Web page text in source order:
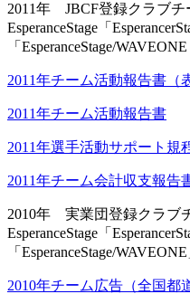
2011年 JBCF登録クラブチ
EsperanceStage「
「EsperanceStage/
2011年チーム活動報告書（
2011年チーム活動報告書
2011年選手活動サポート規
2011年チーム会計収支報告
2010年 実業団登録クラブ
EsperanceStage「
「EsperanceStage/WAVEONE
2010年チーム広告（全国都